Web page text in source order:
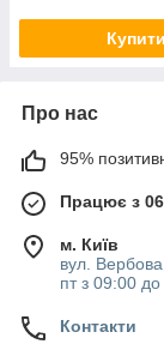
Купити
Про нас
95%
Працює з
м. Київ
вул.
пт з 09:00
Контакти